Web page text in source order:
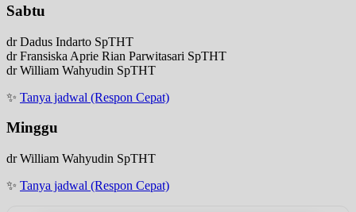
Sabtu
dr Dadus Indarto SpTHT
dr Fransiska Aprie Rian Parwitasari SpTHT
dr William Wahyudin SpTHT
✨ Tanya jadwal (Respon Cepat)
Minggu
dr William Wahyudin SpTHT
✨ Tanya jadwal (Respon Cepat)